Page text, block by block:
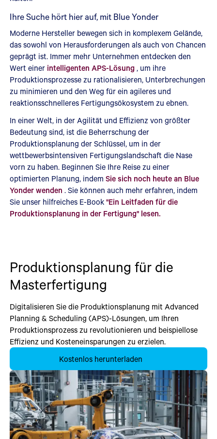
Ihre Suche hört hier auf, mit Blue Yonder
Moderne Hersteller bewegen sich in komplexem Gelände,
das sowohl von Herausforderungen als auch von Chancen
geprägt ist. Immer mehr Unternehmen entdecken den
Wert einer intelligenten APS-Lösung , um ihre
Produktionsprozesse zu rationalisieren, Unterbrechungen
zu minimieren und den Weg für ein agileres und
reaktionsschnelleres Fertigungsökosystem zu ebnen.
In einer Welt, in der Agilität und Effizienz von größter
Bedeutung sind, ist die Beherrschung der
Produktionsplanung der Schlüssel, um in der
wettbewerbsintensiven Fertigungslandschaft die Nase
vorn zu haben. Beginnen Sie Ihre Reise zu einer
optimierten Planung, indem Sie sich noch heute an Blue
Yonder wenden . Sie können auch mehr erfahren, indem
Sie unser hilfreiches E-Book"Ein Leitfaden für die
Produktionsplanung in der Fertigung" lesen.
Produktionsplanung für die
Masterfertigung
Digitalisieren Sie die Produktionsplanung mit Advanced
Planning & Scheduling (APS)-Lösungen, um Ihren
Produktionsprozess zu revolutionieren und beispiellose
Effizienz und Kosteneinsparungen zu erzielen.
Kostenlos herunterladen